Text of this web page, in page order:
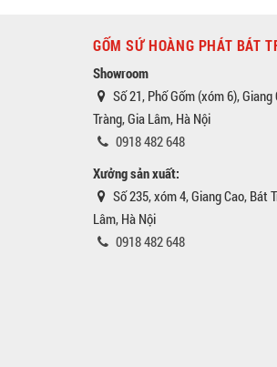
GỐM SỨ HOÀNG PHÁT BÁT
Showroom
Số 21, Phố Gốm (xóm 6), Giang
Tràng, Gia Lâm, Hà Nội
0918 482 648
Xưởng sản xuất:
Số 235, xóm 4, Giang Cao, Bát
Lâm, Hà Nội
0918 482 648